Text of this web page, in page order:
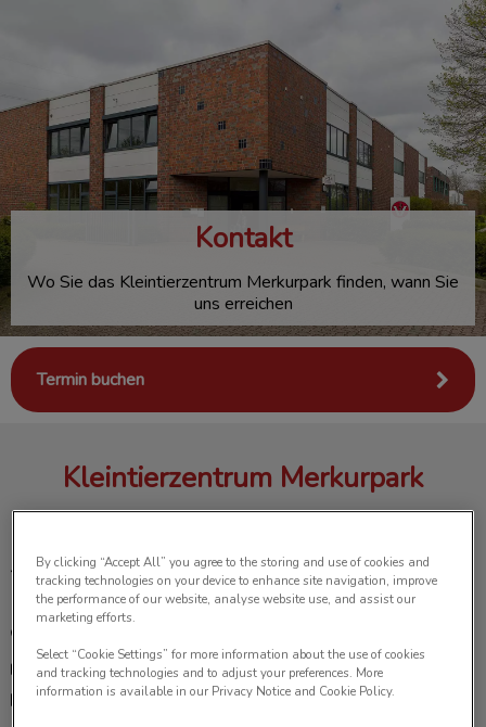
Kontakt
Wo Sie das Kleintierzentrum Merkurpark finden, wann Sie
uns erreichen
Termin buchen
Kleintierzentrum Merkurpark
Merkurring 50
22143 Hamburg
+49 160 95089871
info@kleintierzentrum-merkurpark.de
By clicking “Accept All” you agree to the storing and use of cookies and
tracking technologies on your device to enhance site navigation, improve
the performance of our website, analyse website use, and assist our
marketing efforts.
Select “Cookie Settings” for more information about the use of cookies
and tracking technologies and to adjust your preferences. More
information is available in our Privacy Notice and Cookie Policy.